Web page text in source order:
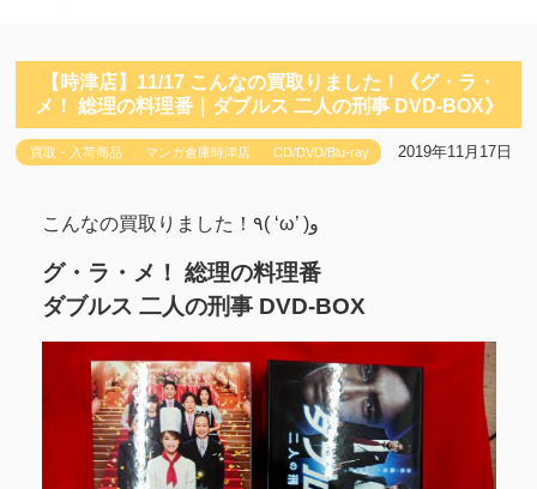
【時津店】11/17 こんなの買取りました！《グ・ラ・
メ！ 総理の料理番｜ダブルス 二人の刑事 DVD-BOX》
買取・入荷商品 マンガ倉庫時津店 CD/DVD/Blu-ray 2019年11月17日
こんなの買取りました！٩( ‘ω’ )و
グ・ラ・メ！ 総理の料理番
ダブルス 二人の刑事 DVD-BOX